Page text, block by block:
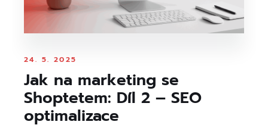
24. 5. 2025
Jak na marketing se
Shoptetem: Díl 2 – SEO
optimalizace